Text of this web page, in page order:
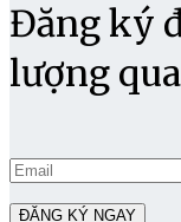
Đăng ký
lượng